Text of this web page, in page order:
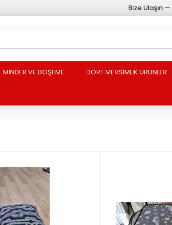
Bize Ulaşın —
MİNDER VE DÖŞEME DÖRT MEVSİMLİK ÜRÜNLER